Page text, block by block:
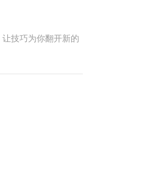
技巧为你翻开新的